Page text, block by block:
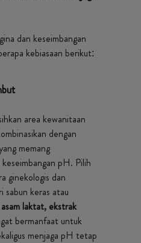
dan keseimbangan
kebiasaan berikut:
area kewanitaan
dengan
memang
pH. Pilih
ginekologis dan
sabun keras atau
asam laktat, ekstrak
bermanfaat untuk
menjaga pH tetap